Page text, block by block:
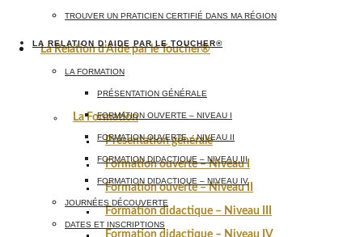
La Relation d’Aide par le Toucher®
La Formation
Présentation générale
Formation ouverte – Niveau I
Formation ouverte – Niveau II
Formation didactique – Niveau III
Formation didactique – Niveau IV
TROUVER UN PRATICIEN CERTIFIÉ DANS MA RÉGION
LA RELATION D’AIDE PAR LE TOUCHER®
LA FORMATION
PRÉSENTATION GÉNÉRALE
FORMATION OUVERTE – NIVEAU I
FORMATION OUVERTE – NIVEAU II
FORMATION DIDACTIQUE – NIVEAU III
FORMATION DIDACTIQUE – NIVEAU IV
JOURNÉES DÉCOUVERTE
DATES ET INSCRIPTIONS